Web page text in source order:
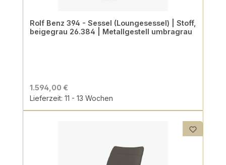
Rolf Benz 394 - Sessel (Loungesessel) | Stoff,
beigegrau 26.384 | Metallgestell umbragrau
1.594,00 €
Lieferzeit: 11 - 13 Wochen